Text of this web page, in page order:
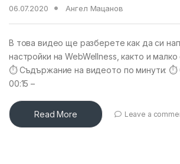
06.07.2020
Ангел Мацанов
В това видео ще разберете как да си
настройки на WebWellness, както и
⏱ Съдържание на видеото по минути: ⏱
00:15 –
Read More Leave a